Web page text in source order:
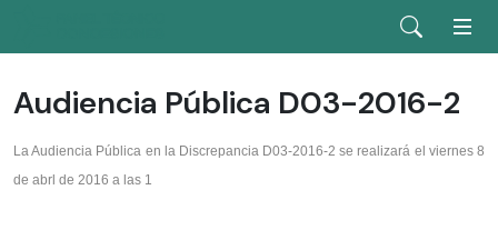
Audiencia Pública D03-2016-2
La Audiencia Pública en la Discrepancia D03-2016-2 se realizará el viernes 8
de abrl de 2016 a las 1